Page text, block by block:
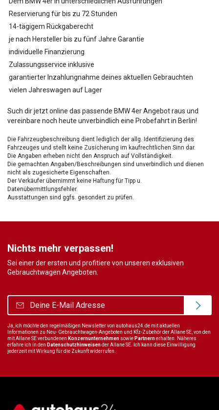
Reservierung für bis zu 72 Stunden
14-tägigem Rückgaberecht
je nach Hersteller bis zu fünf Jahre Garantie
individuelle Finanzierung
Zulassungsservice inklusive
garantierter Inzahlungnahme deines aktuellen Gebrauchten
vielen Jahreswagen auf Lager
Such dir jetzt online das passende BMW 4er Angebot raus und
vereinbare noch heute unverbindlich eine Probefahrt in Berlin!
Die Fahrzeugbeschreibung dient lediglich der allg. Identifizierung des
Fahrzeuges und stellt keine Zusicherung im kaufrechtlichen Sinn dar.
Die Angaben erheben nicht den Anspruch auf Vollständigkeit.
Die gemachten Angaben/Beschreibungen sind unverbindlich und dienen
nicht als zugesicherte Eigenschaften.
Der Verkäufer übernimmt keine Haftung für Tipp u.
Datenübermittlungsfehler.
Ausstattungen sind ggfs. gesondert zu prüfen.
Nichts mehr verpassen!
Sei einer der ersten und profitiere von unseren exklusiven
Gebrauchtwagen Angeboten.
Ja, ich möchte den regelmäßigen Newsletter von autohaus24.de mit aktuellen
Informationen zu Neu- Gebrauchtwagen-Angeboten und Kfz-Zubehör der Allane SE, von den
mit Allane SE verbundenen Konzernunternehmen sowie Partnernerhalten. Näheres
erfahre ich in den Datenschutzhinweisender Allane SE. Ich kann diese Einwilligung
jederzeit mit Wirkung für die Zukunft widerrufen.